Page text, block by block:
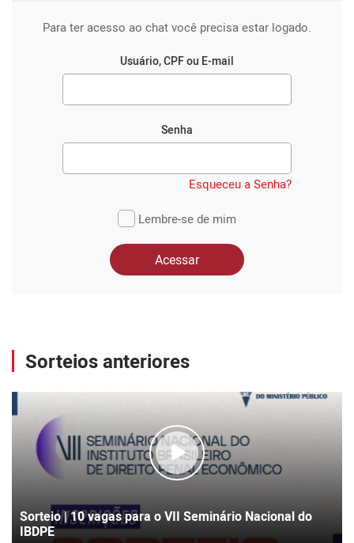
Para ter acesso ao chat você precisa estar logado.
Usuário, CPF ou E-mail
Senha
Esqueceu a Senha?
Lembre-se de mim
Acessar
Sorteios anteriores
Sorteio | 10 vagas para o VII Seminário Nacional do
IBDPE